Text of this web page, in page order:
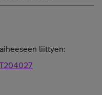
liittyen: